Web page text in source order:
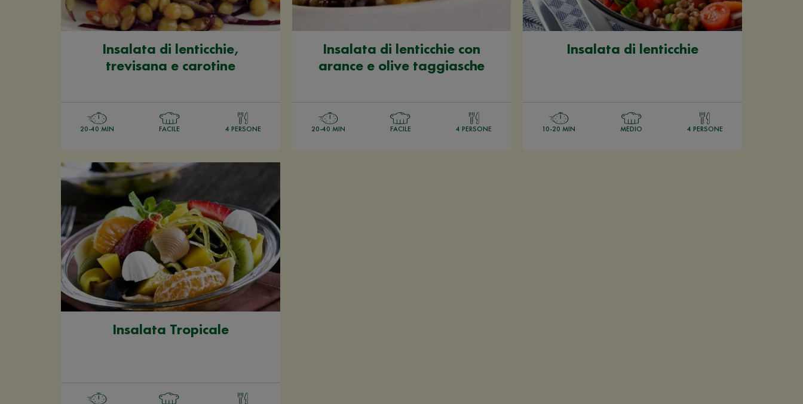
Insalata di lenticchie,
trevisana e carotine
20-40 MIN FACILE 4 PERSONE
Insalata di lenticchie con
arance e olive taggiasche
20-40 MIN FACILE 4 PERSONE
Insalata di lenticchie
10-20 MIN MEDIO 4 PERSONE
Insalata Tropicale